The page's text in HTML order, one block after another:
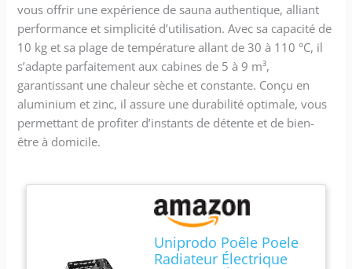
vous offrir une expérience de sauna authentique, alliant
performance et simplicité d’utilisation. Avec sa capacité de
10 kg et sa plage de température allant de 30 à 110 °C, il
s’adapte parfaitement aux cabines de 5 à 9 m³,
garantissant une chaleur sèche et constante. Conçu en
aluminium et zinc, il assure une durabilité optimale, vous
permettant de profiter d’instants de détente et de bien-
être à domicile.
Uniprodo Poêle Poele
Radiateur Électrique